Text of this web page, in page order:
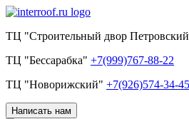
ТЦ "Строительный двор
ТЦ "Бессарабка" +7(999)767-88-22
ТЦ "Новорижский" +7(926)574-34-45
Написать нам